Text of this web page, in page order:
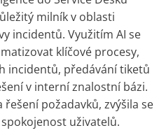
milník v oblasti
incidentů. Využitím AI se
klíčové procesy,
incidentů, předávání tiketů
v interní znalostní bázi.
požadavků, zvýšila se
uživatelů.